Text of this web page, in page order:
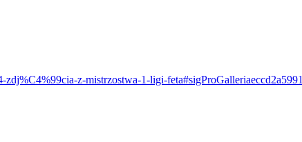
z-mistrzostwa-1-ligi-feta#sigProGalleriaeccd2a5991